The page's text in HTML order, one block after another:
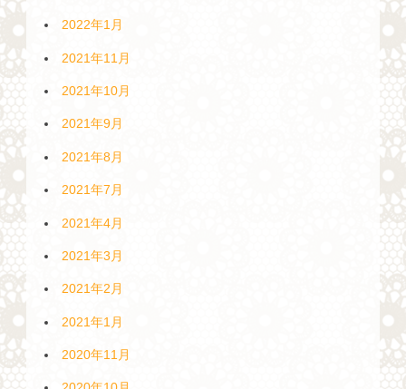
2022年1月
2021年11月
2021年10月
2021年9月
2021年8月
2021年7月
2021年4月
2021年3月
2021年2月
2021年1月
2020年11月